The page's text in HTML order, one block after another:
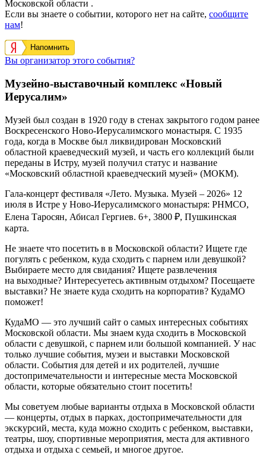
Московской области .
Если вы знаете о событии, которого нет на сайте, сообщите
нам!
Напомнить
Вы организатор этого события?
Музейно-выставочный комплекс «Новый
Иерусалим»
Музей был создан в 1920 году в стенах закрытого годом ранее
Воскресенского Ново-Иерусалимского монастыря. С 1935
года, когда в Москве был ликвидирован Московский
областной краеведческий музей, и часть его коллекций были
переданы в Истру, музей получил статус и название
«Московский областной краеведческий музей» (МОКМ).
Гала-концерт фестиваля «Лето. Музыка. Музей – 2026» 12
июля в Истре у Ново-Иерусалимского монастыря: РНМСО,
Елена Таросян, Абисал Гергиев. 6+, 3800 ₽, Пушкинская
карта.
Не знаете что посетить в в Московской области? Ищете где
погулять с ребенком, куда сходить с парнем или девушкой?
Выбираете место для свидания? Ищете развлечения
на выходные? Интересуетесь активным отдыхом? Посещаете
выставки? Не знаете куда сходить на корпоратив? КудаМО
поможет!
КудаМО — это лучший сайт о самых интересных событиях
Московской области. Мы знаем куда сходить в Московской
области с девушкой, с парнем или большой компанией. У нас
только лучшие события, музеи и выставки Московской
области. События для детей и их родителей, лучшие
достопримечательности и интересные места Московской
области, которые обязательно стоит посетить!
Мы советуем любые варианты отдыха в Московской области
— концерты, отдых в парках, достопримечательности для
экскурсий, места, куда можно сходить с ребенком, выставки,
театры, шоу, спортивные мероприятия, места для активного
отдыха и отдыха с семьей, и многое другое.